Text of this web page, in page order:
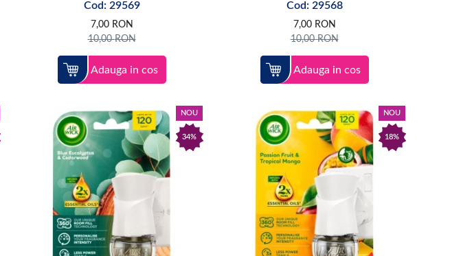
Cod: 29569
7,00 RON
10,00RON
Adauga in cos
Cod: 29568
7,00 RON
10,00RON
Adauga in cos
NOU
34%
NOU
18%